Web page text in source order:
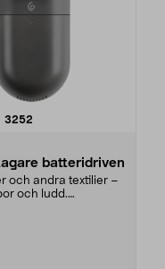
3252
batteridriven
och andra textilier –
och ludd.
5 stjärnor